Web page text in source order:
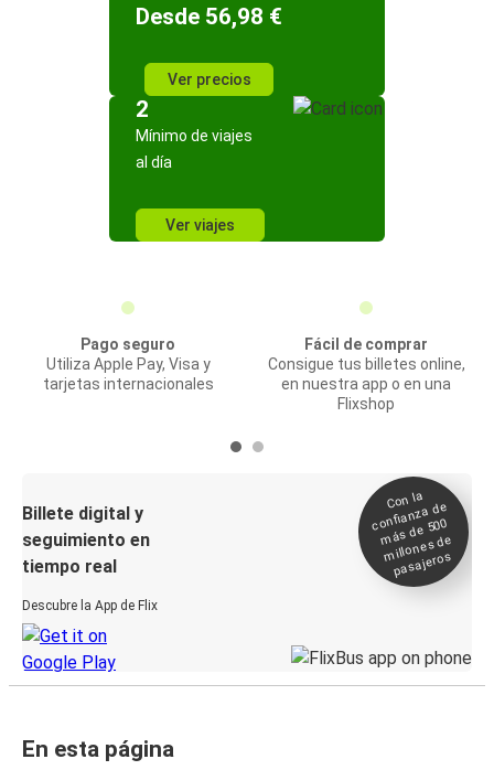
Desde 56,98 €
Ver precios
2
Mínimo de viajes
al día
Ver viajes
Pago seguro
Utiliza Apple Pay, Visa y
tarjetas internacionales
Fácil de comprar
Consigue tus billetes online,
en nuestra app o en una
Flixshop
Billete digital y
seguimiento en
tiempo real
Descubre la App de Flix
Con la
confianza de
más de 500
millones de
pasajeros
En esta página